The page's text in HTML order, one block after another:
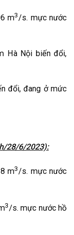
m3/s. mực nước
Hà Nội biến đổi,
đổi, đang ở mức
28/6/2023):
m3/s. mực nước
3/s. mực nước hồ